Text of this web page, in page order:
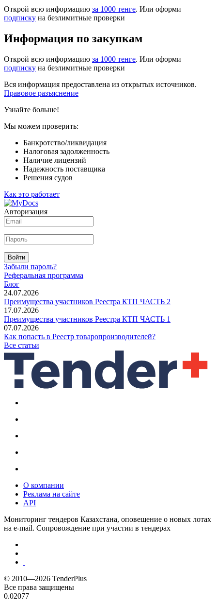
Открой всю информацию за 1000 тенге. Или оформи
подписку на безлимитные проверки
Информация по закупкам
Открой всю информацию за 1000 тенге. Или оформи
подписку на безлимитные проверки
Вся информация предоставлена из открытых источников.
Правовое разъяснение
Узнайте больше!
Мы можем проверить:
Банкротство/ликвидация
Налоговая задолженность
Наличие лицензий
Надежность поставщика
Решения судов
Как это работает
Авторизация
Войти
Забыли пароль?
Реферальная программа
Блог
24.07.2026
Преимущества участников Реестра КТП ЧАСТЬ 2
17.07.2026
Преимущества участников Реестра КТП ЧАСТЬ 1
07.07.2026
Как попасть в Реестр товаропроизводителей?
Все статьи
О компании
Реклама на сайте
API
Мониторинг тендеров Казахстана, оповещение о новых лотах
на e-mail. Сопровождение при участии в тендерах
© 2010—2026 TenderPlus
Все права защищены
0.02077